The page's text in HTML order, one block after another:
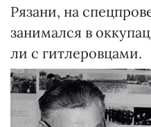
Рязани, на
занимался в
ли с гитлеровцами.